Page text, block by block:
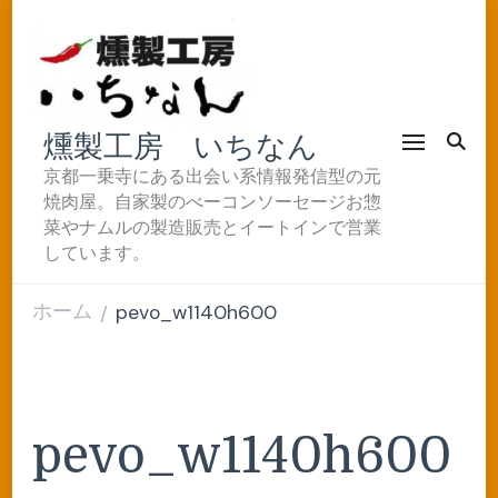
燻製工房 いちなん
京都一乗寺にある出会い系情報発信型の元
焼肉屋。自家製のべーコンソーセージお惣
菜やナムルの製造販売とイートインで営業
しています。
ホーム / pevo_w1140h600
pevo_w1140h600